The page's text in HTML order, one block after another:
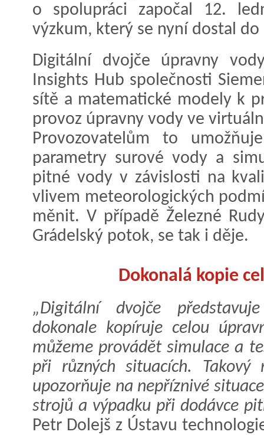
o spolupráci započal 12.
výzkum, který se nyní dostal do
Digitální dvojče úpravny
Insights Hub společnosti
sítě a matematické modely k
provoz úpravny vody ve
Provozovatelům to
parametry surové vody a
pitné vody v závislosti na
vlivem meteorologických
měnit. V případě Železné
Grádelský potok, se tak i děje.
Dokonalá kopie
„Digitální dvojče
dokonale kopíruje celou
můžeme provádět simulace a
při různých situacích. Takový
upozorňuje na nepříznivé
strojů a výpadku při dodávce
Petr Dolejš z Ústavu